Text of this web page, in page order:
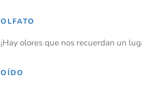
OLFATO
¡Hay olores que nos recuerdan un
OÍDO